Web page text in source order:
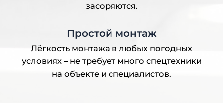
засоряются.
Простой монтаж
Лёгкость монтажа в любых погодных
условиях – не требует много спецтехники
на объекте и специалистов.